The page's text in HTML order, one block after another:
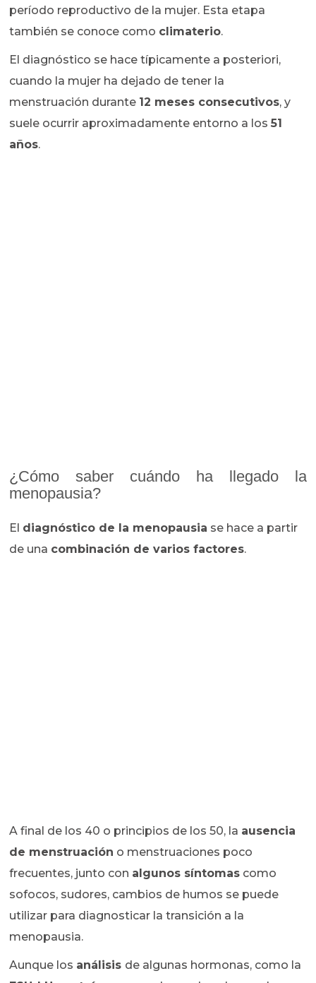
período reproductivo de la mujer. Esta etapa
también se conoce como climaterio.
El diagnóstico se hace típicamente a posteriori,
cuando la mujer ha dejado de tener la
menstruación durante 12 meses consecutivos, y
suele ocurrir aproximadamente entorno a los51
años.
¿Cómo saber cuándo ha llegado la
menopausia?
El diagnóstico de la menopausia se hace a partir
de una combinación de varios factores.
A final de los 40 o principios de los 50, la ausencia
de menstruación o menstruaciones poco
frecuentes, junto con algunos síntomas como
sofocos, sudores, cambios de humos se puede
utilizar para diagnosticar la transición a la
menopausia.
Aunque los análisis de algunas hormonas, como la